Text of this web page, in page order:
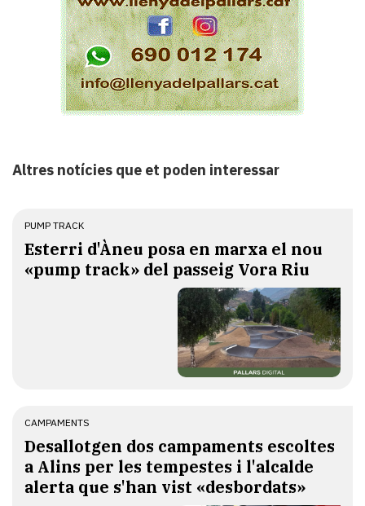
Altres notícies que et poden interessar
PUMP TRACK
Esterri d'Àneu posa en marxa el nou
«pump track» del passeig Vora Riu
CAMPAMENTS
​Desallotgen dos campaments escoltes
a Alins per les tempestes i l'alcalde
alerta que s'han vist «desbordats»